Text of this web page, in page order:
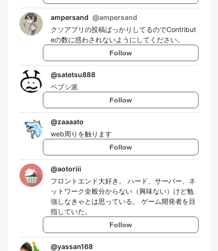
ampersand @ampersand
クソアプリの投稿ばっかりしてるのでContribut
eの数に惑わされないようにしてください。
Follow
@satetsu888
ペプシ派
Follow
@zaaaato
web周りを触ります
Follow
@aotoriii
フロントエンド大好き。 ハード、サーバー、ネ
ットワーク全般分からない（興味ない）けど勉
強しなきゃとは思っている。 ゲーム開発者を目
指していた。
Follow
@yassan168